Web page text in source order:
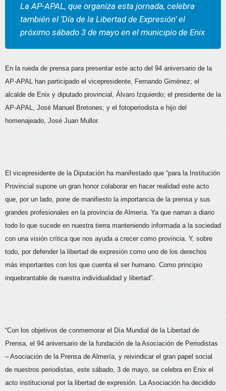
La AP-APAL, que organiza esta jornada, celebra
también el ‘Día de la Libertad de Expresión’ el
próximo sábado 3 de mayo en el municipio de Enix
En la rueda de prensa para presentar este acto del 94 aniversario de la
AP-APAL han participado el vicepresidente, Fernando Giménez; el
alcalde de Enix y diputado provincial, Álvaro Izquierdo; el presidente de la
AP-APAL, José Manuel Bretones; y el fotoperiodista e hijo del
homenajeado, José Juan Mullor.
El vicepresidente de la Diputación ha manifestado que “para la Institución
Provincial supone un gran honor colaborar en hacer realidad este acto
que, por un lado, pone de manifiesto la importancia de la prensa y sus
grandes profesionales en la provincia de Almería. Ya que narran a diario
todo lo que sucede en nuestra tierra manteniendo informada a la sociedad
con una visión crítica que nos ayuda a crecer como provincia. Y, sobre
todo, por defender la libertad de expresión como uno de los derechos
más importantes con los que cuenta el ser humano. Como principio
inquebrantable de nuestra individualidad y libertad”.
“Con los objetivos de conmemorar el Día Mundial de la Libertad de
Prensa, el 94 aniversario de la fundación de la Asociación de Periodistas
– Asociación de la Prensa de Almería, y reivindicar el gran papel social
de nuestros periodistas, este sábado, 3 de mayo, se celebra en Enix el
acto institucional por la libertad de expresión. La Asociación ha decidido